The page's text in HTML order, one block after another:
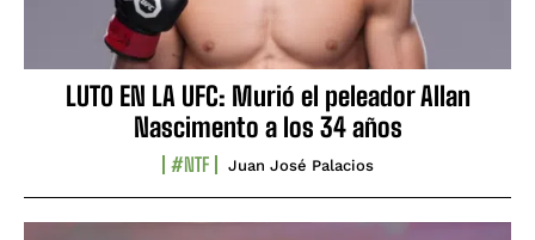
LUTO EN LA UFC: Murió el peleador Allan
Nascimento a los 34 años
#NTF Juan José Palacios